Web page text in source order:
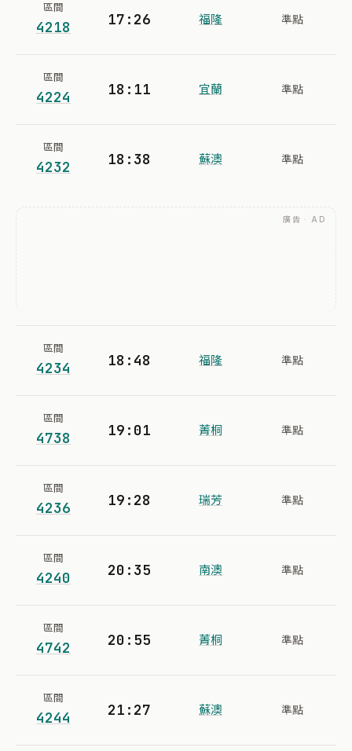
區間
4218 17:26 福隆 準點
區間
4224 18:11 宜蘭 準點
區間
4232 18:38 蘇澳 準點
廣告 · AD
區間
4234 18:48 福隆 準點
區間
4738 19:01 菁桐 準點
區間
4236 19:28 瑞芳 準點
區間
4240 20:35 南澳 準點
區間
4742 20:55 菁桐 準點
區間
4244 21:27 蘇澳 準點